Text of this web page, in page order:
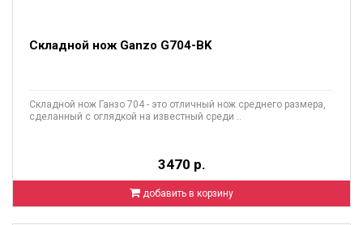
Складной нож Ganzo G704-BK
Складной нож Ганзо 704 - это отличный нож среднего размера,
сделанный с оглядкой на известный среди ..
3470 р.
добавить в корзину